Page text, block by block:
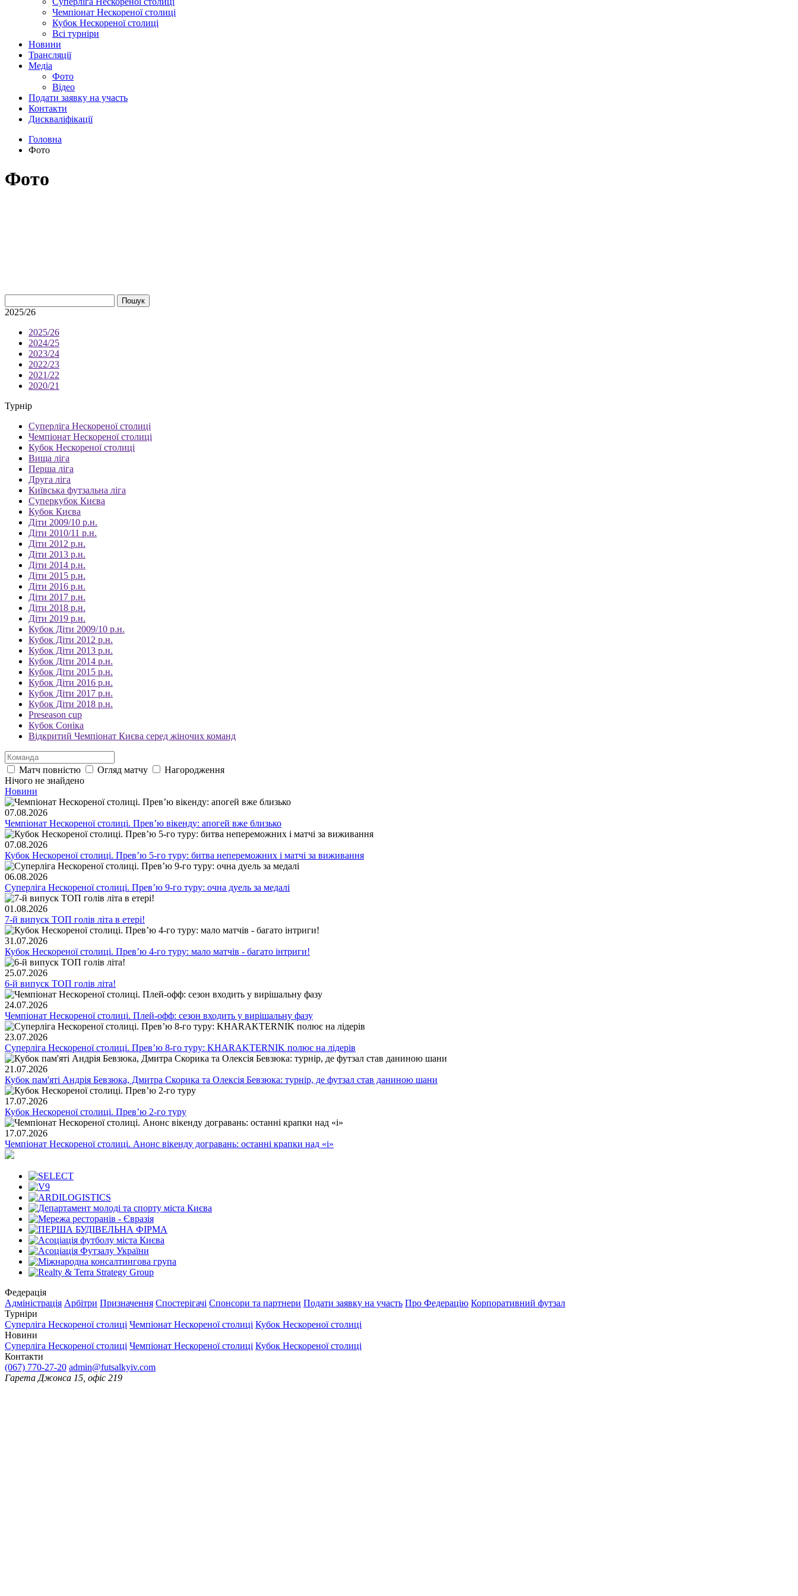
Чемпіонат Нескореної столиці
Кубок Нескореної столиці
Всі турніри
Новини
Трансляції
Медіа
Фото
Відео
Подати заявку на участь
Контакти
Дискваліфікації
Головна
Фото
Фото
Пошук
2025/26
2025/26
2024/25
2023/24
2022/23
2021/22
2020/21
Турнір
Суперліга Нескореної столиці
Чемпіонат Нескореної столиці
Кубок Нескореної столиці
Вища ліга
Перша ліга
Друга ліга
Київська футзальна ліга
Суперкубок Києва
Кубок Києва
Діти 2009/10 р.н.
Діти 2010/11 р.н.
Діти 2012 р.н.
Діти 2013 р.н.
Діти 2014 р.н.
Діти 2015 р.н.
Діти 2016 р.н.
Діти 2017 р.н.
Діти 2018 р.н.
Діти 2019 р.н.
Кубок Діти 2009/10 р.н.
Кубок Діти 2012 р.н.
Кубок Діти 2013 р.н.
Кубок Діти 2014 р.н.
Кубок Діти 2015 р.н.
Кубок Діти 2016 р.н.
Кубок Діти 2017 р.н.
Кубок Діти 2018 р.н.
Preseason cup
Кубок Соніка
Відкритий Чемпіонат Києва серед жіночих команд
Матч повністю Огляд матчу
Нагородження
Нiчого не знайдено
Новини
07.08.2026
Чемпіонат Нескореної столиці. Превʼю вікенду: апогей вже близько
07.08.2026
Кубок Нескореної столиці. Превʼю 5-го туру: битва непереможних і матчі за виживання
06.08.2026
Суперліга Нескореної столиці. Превʼю 9-го туру: очна дуель за медалі
01.08.2026
7-й випуск ТОП голів літа в етері!
31.07.2026
Кубок Нескореної столиці. Превʼю 4-го туру: мало матчів - багато інтриги!
25.07.2026
6-й випуск ТОП голів літа!
24.07.2026
Чемпіонат Нескореної столиці. Плей-офф: сезон входить у вирішальну фазу
23.07.2026
Суперліга Нескореної столиці. Превʼю 8-го туру: KHARAKTERNIK полює на лідерів
21.07.2026
Кубок пам'яті Андрія Бевзюка, Дмитра Скорика та Олексія Бевзюка: турнір, де футзал став даниною шани
17.07.2026
Кубок Нескореної столиці. Превʼю 2-го туру
17.07.2026
Чемпіонат Нескореної столиці. Анонс вікенду догравань: останні крапки над «і»
Федерація
Адміністрація Арбітри Призначення Спостерігачі Спонсори та партнери Подати заявку на участь Про Федерацію Корпоративний футзал
Турніри
Суперліга Нескореної столиці Чемпіонат Нескореної столиці Кубок Нескореної столиці
Новини
Суперліга Нескореної столиці Чемпіонат Нескореної столиці Кубок Нескореної столиці
Контакти
(067) 770-27-20 admin@futsalkyiv.com
Гарета Джонса 15, офіс 219